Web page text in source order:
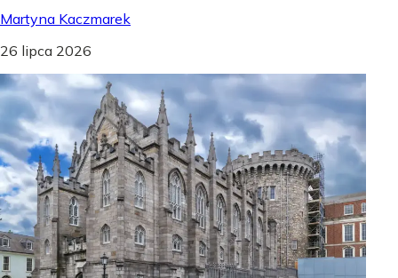
Martyna Kaczmarek
26 lipca 2026